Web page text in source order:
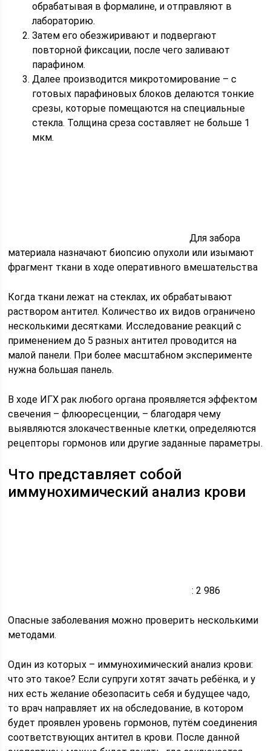
обрабатывая в формалине, и отправляют в
лабораторию.
Затем его обезжиривают и подвергают
повторной фиксации, после чего заливают
парафином.
Далее производится микротомирование – с
готовых парафиновых блоков делаются тонкие
срезы, которые помещаются на специальные
стекла. Толщина среза составляет не больше 1
мкм.
Для забора
материала назначают биопсию опухоли или изымают
фрагмент ткани в ходе оперативного вмешательства
Когда ткани лежат на стеклах, их обрабатывают
раствором антител. Количество их видов ограничено
несколькими десятками. Исследование реакций с
применением до 5 разных антител проводится на
малой панели. При более масштабном эксперименте
нужна большая панель.
В ходе ИГХ рак любого органа проявляется эффектом
свечения – флюоресценции, – благодаря чему
выявляются злокачественные клетки, определяются
рецепторы гормонов или другие заданные параметры.
Что представляет собой
иммунохимический анализ крови
: 2 986
Опасные заболевания можно проверить несколькими
методами.
Один из которых – иммунохимический анализ крови:
что это такое? Если супруги хотят зачать ребёнка, и у
них есть желание обезопасить себя и будущее чадо,
то врач направляет их на обследование, в котором
будет проявлен уровень гормонов, путём соединения
соответствующих антител в крови. После данной